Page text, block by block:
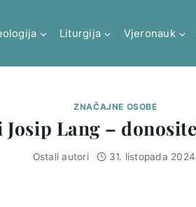
Liturgija Vjeronauk
ZNAČAJNE OSOBE
Josip Lang –
Ostali autori 31. listopada